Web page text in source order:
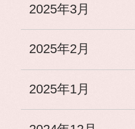
2025年3月
2025年2月
2025年1月